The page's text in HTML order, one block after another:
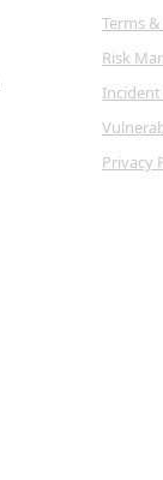
Terms
Risk
Incident
Privacy